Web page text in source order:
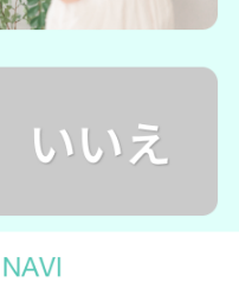
購入を利用すれば、初回
方が安いものの、
す。